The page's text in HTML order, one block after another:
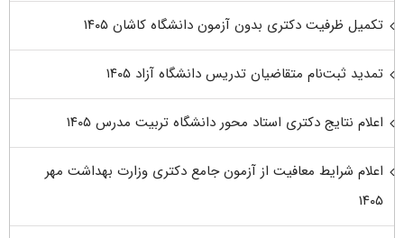
تکمیل ظرفیت دکتری بدون آزمون دانشگاه کاشان ۱۴۰۵
تمدید ثبت‌نام متقاضیان تدریس دانشگاه آزاد ۱۴۰۵
اعلام نتایج دکتری استاد محور دانشگاه تربیت مدرس ۱۴۰۵
اعلام شرایط معافیت از آزمون جامع دکتری وزارت بهداشت مهر
۱۴۰۵